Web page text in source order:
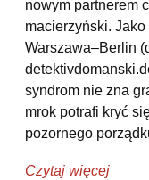
nowym partnerem
macierzyński.
Warszawa–Berlin
syndrom nie zna
mrok potrafi kryć
pozornego
Czytaj więcej